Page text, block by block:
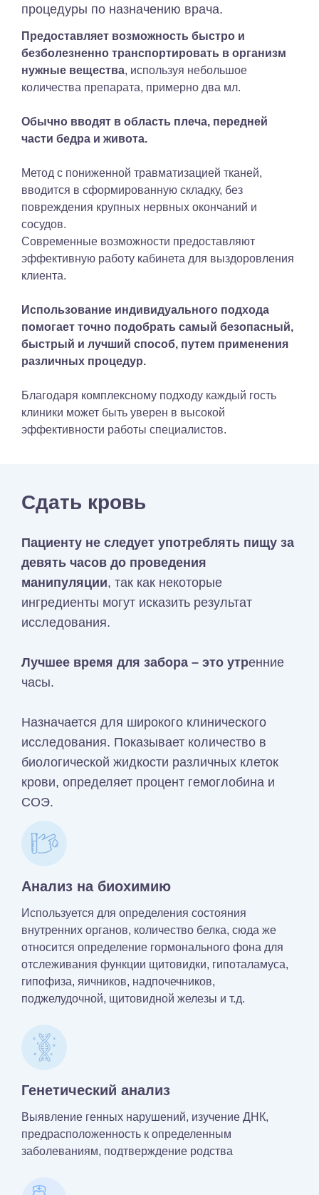
процедуры по назначению врача.
Предоставляет возможность быстро и
безболезненно транспортировать в организм
нужные вещества, используя небольшое
количества препарата, примерно два мл.
Обычно вводят в область плеча, передней
части бедра и живота.
Метод с пониженной травматизацией тканей,
вводится в сформированную складку, без
повреждения крупных нервных окончаний и
сосудов.
Современные возможности предоставляют
эффективную работу кабинета для выздоровления
клиента.
Использование индивидуального подхода
помогает точно подобрать самый безопасный,
быстрый и лучший способ, путем применения
различных процедур.
Благодаря комплексному подходу каждый гость
клиники может быть уверен в высокой
эффективности работы специалистов.
Сдать кровь
Пациенту не следует употреблять пищу за
девять часов до проведения
манипуляции, так как некоторые
ингредиенты могут исказить результат
исследования.
Лучшее время для забора – это утренние
часы.
Назначается для широкого клинического
исследования. Показывает количество в
биологической жидкости различных клеток
крови, определяет процент гемоглобина и
СОЭ.
Анализ на биохимию
Используется для определения состояния
внутренних органов, количество белка, сюда же
относится определение гормонального фона для
отслеживания функции щитовидки, гипоталамуса,
гипофиза, яичников, надпочечников,
поджелудочной, щитовидной железы и т.д.
Генетический анализ
Выявление генных нарушений, изучение ДНК,
предрасположенность к определенным
заболеваниям, подтверждение родства